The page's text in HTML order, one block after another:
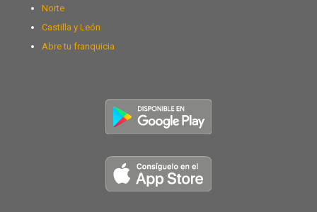
Norte
Castilla y León
Abre tu franquicia